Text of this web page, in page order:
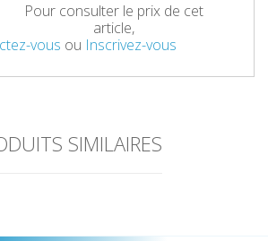
Pour consulter le prix de cet
article,
vous ou Inscrivez-vous
SIMILAIRES